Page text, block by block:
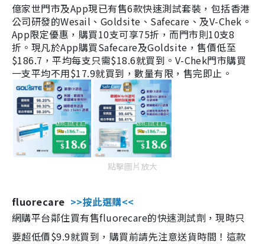
億家世門市及App現已有售6款快速測試套裝，包括香港
公司研發的Wesail、Goldsite、Safecare、及V-Chek。
App限定優惠，購買10支可享75折，而門市則10支8
折。現凡於App購買Safecare及Goldsite，售價低至
$186.7，平均每支只需$18.6就買到。V-Chek門市購買
一支平均不用$17.9就買到，數量有限，售完即止。
點擊圖片放大
fluorecare >>按此選購<<
網購平台鄰住買有售fluorecare的快速測試劑，現時只
要超低價$9.9就買到，購買前請先注意送貨時間！這款